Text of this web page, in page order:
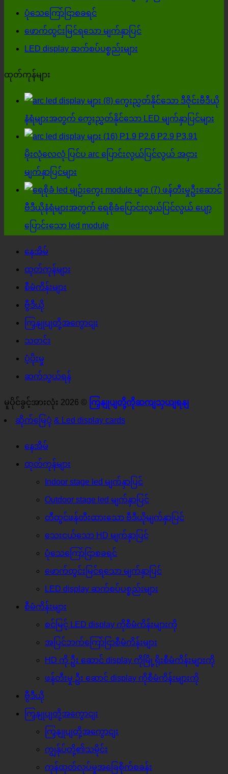
ရှိ
သနည်း။
ရွေးချယ်
သောအခါ,
အသေးစိတ်
ပါ။!
ပုံသေကြော်ငြာစခရင်
ဖောက်ထွင်းမြင်ရသော မျက်နှာပြင်
LED display ဆက်စပ်ပစ္စည်းများ
ထုတ်ကုန်များ
ကွေးညွှတ်နိုင်သော ဒီဇိုင်းဗီဒီယို
နံရံများအတွက် ကွေးညွှတ်နိုင်သော LED မျက်နှာပြင်များ
P1.9 P2.6 P2.9 P3.91
မိုးလုံလေလုံ ပြင်ပ arc ပြောင်းလွယ်ပြင်လွယ် အငှား
မျက်နှာပြင်များ
ဖန်တီးမှုဦးဆောင်
ဗီဒီယိုနံရံများအတွက် ရေစိုခံပြောင်းလွယ်ပြင်လွယ် ပျော့
ပြောင်းသော led module
နေအိမ်
ထုတ်ကုန်များ
စီမံကိန်းများ
ဗွီဒီယို
ကြှနျုပျတို့အကွောငျး
သတင်း
ပံ့ပိုးမှု
ဆက်သွယ်ရန်
မူပိုင်ခွင့်အားလုံး 2026 © ကြှနျုပျတို့ကိုဆကျသှယျရနျ
ဆိုက်မြေပုံ & Led display cards
နေအိမ်
ထုတ်ကုန်များ
Indoor stage led မျက်နှာပြင်
Outdoor stage led မျက်နှာပြင်
တီထွင်ဖန်တီးထားသော ဗီဒီယိုမျက်နှာပြင်
သေးငယ်သော HD မျက်နှာပြင်
ပုံသေကြော်ငြာစခရင်
ဖောက်ထွင်းမြင်ရသော မျက်နှာပြင်
LED display ဆက်စပ်ပစ္စည်းများ
စီမံကိန်းများ
စင်မြင့် LED display ကိုစီမံကိန်းများကို
အပြင်ဘက်ကြော်ငြာစီမံကိန်းများ
HD ကို ဦး ဆောင် display ကိုမြို့ရိုးစီမံကိန်းများကို
ဖန်တီးမှု ဦး ဆောင် display ကိုစီမံကိန်းများကို
ဗွီဒီယို
ကြှနျုပျတို့အကွောငျး
ကြှနျုပျတို့အကွောငျး
ကျွန်ုပ်တို့၏သမိုင်း
ကုန်ထုတ်လုပ်မှုအခြေစိုက်စခန်း